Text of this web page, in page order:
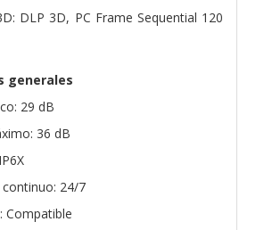
DLP 3D, PC Frame Sequential 120
generales
29 dB
36 dB
24/7
Compatible